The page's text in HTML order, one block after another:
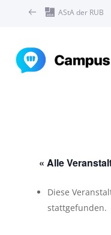
AStA der RUB
« Alle
Diese
stattgefunden.